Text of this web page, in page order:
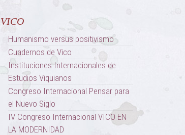
VICO
Humanismo versus positivismo
Cuadernos de Vico
Instituciones Internacionales de
Estudios Viquianos
Congreso Internacional Pensar para
el Nuevo Siglo
IV Congreso Internacional VICO EN
LA MODERNIDAD